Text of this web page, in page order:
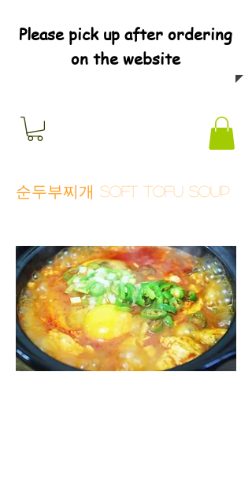
Please pick up after ordering
on the website
순두부찌개 Soft tofu soup